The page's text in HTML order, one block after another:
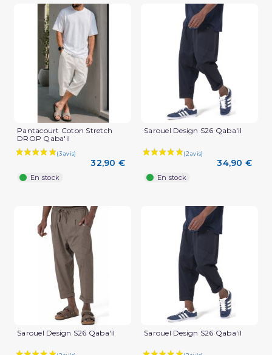
Pantacourt Coton Stretch
DROP Qaba'il
32,90 €
En stock
Sarouel Design S26 Qaba'il
34,90 €
En stock
Sarouel Design S26 Qaba'il Sarouel Design S26 Qaba'il